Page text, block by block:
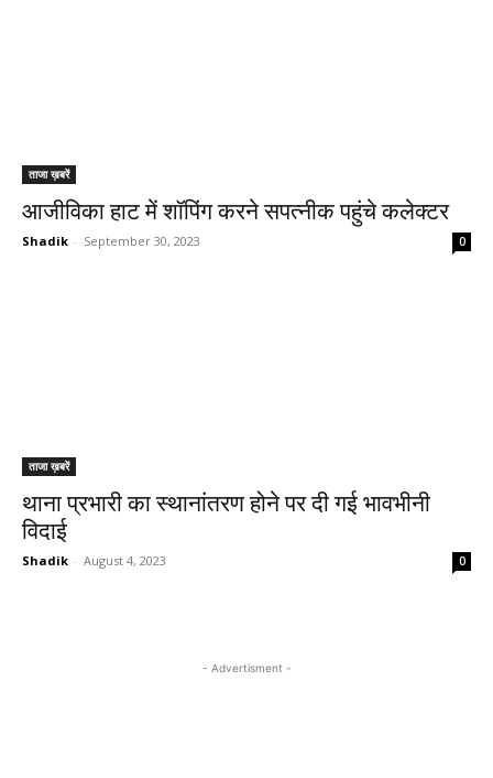
ताजा ख़बरें
आजीविका हाट में शॉपिंग करने सपत्नीक पहुंचे कलेक्टर
Shadik - September 30, 2023 0
ताजा ख़बरें
थाना प्रभारी का स्थानांतरण होने पर दी गई भावभीनी
विदाई
Shadik - August 4, 2023 0
- Advertisment -